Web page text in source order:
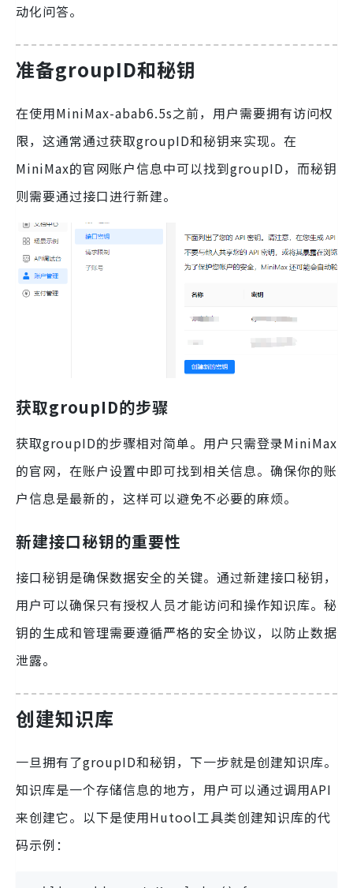
动化问答。
准备groupID和秘钥
在使用MiniMax-abab6.5s之前，用户需要拥有访问权
限，这通常通过获取groupID和秘钥来实现。在
MiniMax的官网账户信息中可以找到groupID，而秘钥
则需要通过接口进行新建。
获取groupID的步骤
获取groupID的步骤相对简单。用户只需登录MiniMax
的官网，在账户设置中即可找到相关信息。确保你的账
户信息是最新的，这样可以避免不必要的麻烦。
新建接口秘钥的重要性
接口秘钥是确保数据安全的关键。通过新建接口秘钥，
用户可以确保只有授权人员才能访问和操作知识库。秘
钥的生成和管理需要遵循严格的安全协议，以防止数据
泄露。
创建知识库
一旦拥有了groupID和秘钥，下一步就是创建知识库。
知识库是一个存储信息的地方，用户可以通过调用API
来创建它。以下是使用Hutool工具类创建知识库的代
码示例：